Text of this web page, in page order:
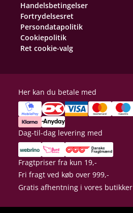
Handelsbetingelser
Fortrydelsesret
Persondatapolitik
Cookiepolitik
Ret cookie-valg
Her kan du betale med
Dag-til-dag levering med
Fragtpriser fra kun 19,-
Fri fragt ved køb over 999,-
Gratis afhentning i vores butikker